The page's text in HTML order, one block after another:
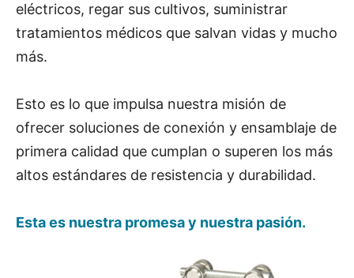
eléctricos, regar sus cultivos, suministrar
tratamientos médicos que salvan vidas y mucho
más.
Esto es lo que impulsa nuestra misión de
ofrecer soluciones de conexión y ensamblaje de
primera calidad que cumplan o superen los más
altos estándares de resistencia y durabilidad.
Esta es nuestra promesa y nuestra pasión.